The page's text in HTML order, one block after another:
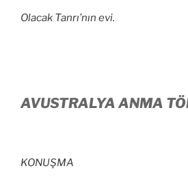
Olacak Tanrı’nın evi.
AVUSTRALYA ANMA
KONUŞMA